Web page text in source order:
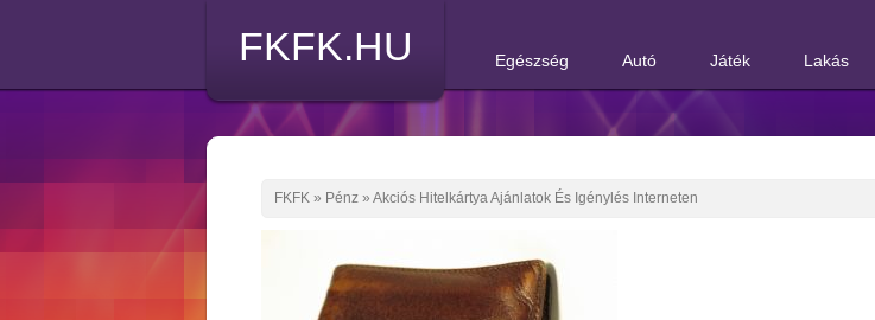
FKFK.HU Egészség Autó Játék Lakás
FKFK » Pénz » Akciós Hitelkártya Ajánlatok És Igénylés Interneten